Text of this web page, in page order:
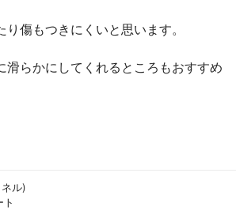
傷もつきにくいと思います。
滑らかにしてくれるところもおすすめ
ル)
ト